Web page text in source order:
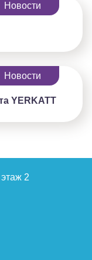
Новости
Новости
YERKATT
2